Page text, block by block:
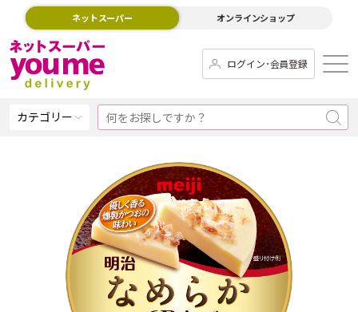
ネットスーパー オンラインショップ
ログイン･会員登録
カテゴリー